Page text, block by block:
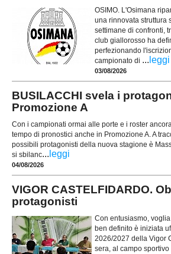
OSIMO. L'Osimana
una rinnovata struttura
settimane di confronti,
club giallorosso ha
perfezionando
campionato di ... leggi
03/08/2026
BUSILACCHI svela i
Promozione A
Con i campionati ormai alle porte e i roster
tempo di pronostici anche in Promozione A. A
possibili protagonisti della nuova stagione è
si sbilanc... leggi
04/08/2026
VIGOR CASTELFIDARDO.
protagonisti
Con entusiasmo,
ben definito è iniziata
2026/2027 della Vigor
sera, al campo sportivo